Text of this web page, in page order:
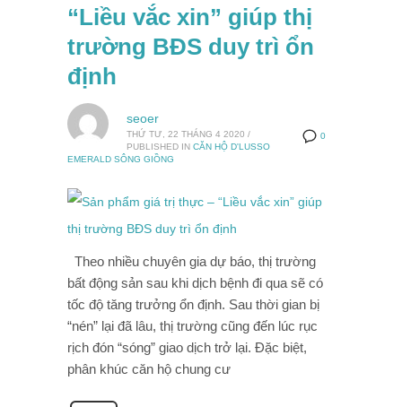
“Liều vắc xin” giúp thị
trường BĐS duy trì ổn
định
0
seoer
THỨ TƯ, 22 THÁNG 4 2020 /
PUBLISHED IN CĂN HỘ D'LUSSO
EMERALD SÔNG GIỒNG
Theo nhiều chuyên gia dự báo, thị trường
bất động sản sau khi dịch bệnh đi qua sẽ có
tốc độ tăng trưởng ổn định. Sau thời gian bị
“nén” lại đã lâu, thị trường cũng đến lúc rục
rịch đón “sóng” giao dịch trở lại. Đặc biệt,
phân khúc căn hộ chung cư